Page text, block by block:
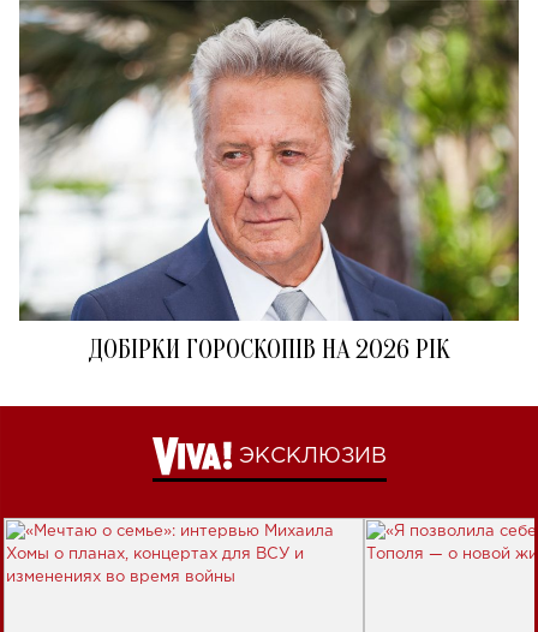
ДОБІРКИ ГОРОСКОПІВ НА 2026 РІК
ЭКСКЛЮЗИВ